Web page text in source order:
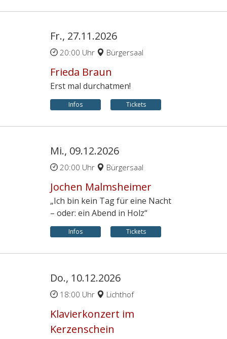
Fr., 27.11.2026
20:00 Uhr Bürgersaal
Frieda Braun
Erst mal durchatmen!
Infos Tickets
Mi., 09.12.2026
20:00 Uhr Bürgersaal
Jochen Malmsheimer
„Ich bin kein Tag für eine Nacht
– oder: ein Abend in Holz“
Infos Tickets
Do., 10.12.2026
18:00 Uhr Lichthof
Klavierkonzert im
Kerzenschein